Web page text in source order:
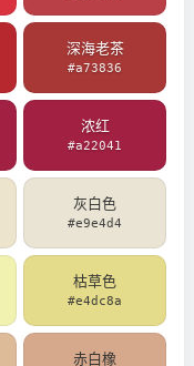
深海老茶
#a73836
浓红
#a22041
灰白色
#e9e4d4
枯草色
#e4dc8a
赤白橡